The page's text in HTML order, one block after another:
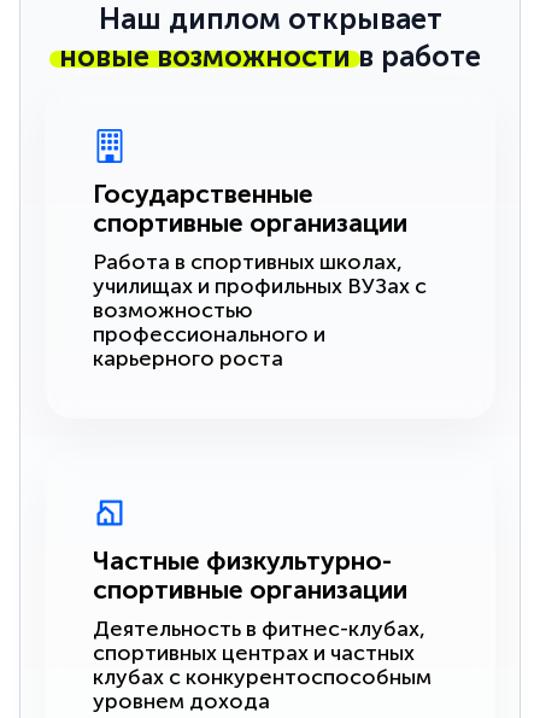
Наш диплом открывает
новые возможностив работе
Государственные
спортивные организации
Работа в спортивных школах,
училищах и профильных ВУЗах с
возможностью
профессионального и
карьерного роста
Частные физкультурно-
спортивные организации
Деятельность в фитнес-клубах,
спортивных центрах и частных
клубах с конкурентоспособным
уровнем дохода